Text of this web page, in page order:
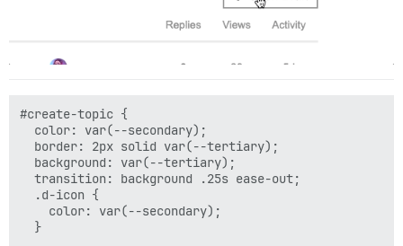
#create-topic {
  color: var(--secondary);
  border: 2px solid var(--tertiary);
  background: var(--tertiary);
  transition: background .25s ease-out;
  .d-icon {
    color: var(--secondary);
  }